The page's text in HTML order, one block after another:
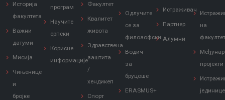
Историја
факултета
Важни
датуми
Мисија
Чињенице
и
бројке
програм
Научите
српски
Корисне
информације
Факултет
Квалитет
живота
Здравствена
заштита
/
хендикеп
Спорт
Одлучите
се за
филозофски
Водич
за
бруцоше
ERASMUS+
Истраживач
Партнер
Алумни
на
пројекти
јединице